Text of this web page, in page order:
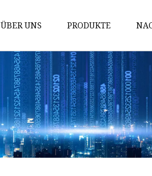
ÜBER UNS PRODUKTE
Autoboden
Dachträger
Autoradio
Modifizierter
Autositzzubehör
Auto-Schlafsofa